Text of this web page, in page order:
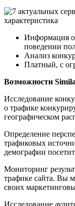
Информация о
поведении
Анализ
Платный, с
Возможности
Исследование
о трафике
географическом
Определение
трафиковых
демографии
Мониторинг
трафике сайта. Вы
своих
Исследование